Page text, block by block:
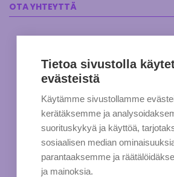
OTA YHTEYTTÄ
Tietoa sivustolla
evästeistä
Käytämme sivustollamme
kerätäksemme ja
suorituskykyä ja käyttöä,
sosiaalisen median
parantaaksemme ja
ja mainoksia.